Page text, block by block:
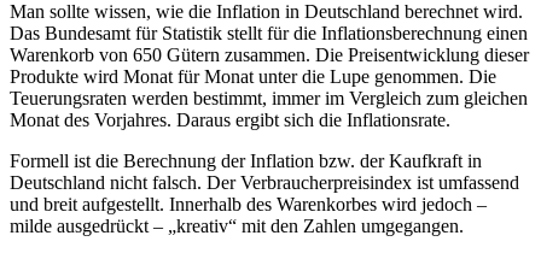
Man sollte wissen, wie die Inflation in Deutschland berechnet wird.
Das Bundesamt für Statistik stellt für die Inflationsberechnung einen
Warenkorb von 650 Gütern zusammen. Die Preisentwicklung dieser
Produkte wird Monat für Monat unter die Lupe genommen. Die
Teuerungsraten werden bestimmt, immer im Vergleich zum gleichen
Monat des Vorjahres. Daraus ergibt sich die Inflationsrate.
Formell ist die Berechnung der Inflation bzw. der Kaufkraft in
Deutschland nicht falsch. Der Verbraucherpreisindex ist umfassend
und breit aufgestellt. Innerhalb des Warenkorbes wird jedoch –
milde ausgedrückt – „kreativ“ mit den Zahlen umgegangen.